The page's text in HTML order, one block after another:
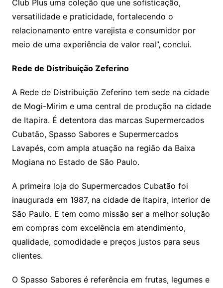
Club Plus uma coleção que une sofisticação,
versatilidade e praticidade, fortalecendo o
relacionamento entre varejista e consumidor por
meio de uma experiência de valor real”, conclui.
Rede de Distribuição Zeferino
A Rede de Distribuição Zeferino tem sede na cidade
de Mogi-Mirim e uma central de produção na cidade
de Itapira. É detentora das marcas Supermercados
Cubatão, Spasso Sabores e Supermercados
Lavapés, com ampla atuação na região da Baixa
Mogiana no Estado de São Paulo.
A primeira loja do Supermercados Cubatão foi
inaugurada em 1987, na cidade de Itapira, interior de
São Paulo. E tem como missão ser a melhor solução
em compras com excelência em atendimento,
qualidade, comodidade e preços justos para seus
clientes.
O Spasso Sabores é referência em frutas, legumes e